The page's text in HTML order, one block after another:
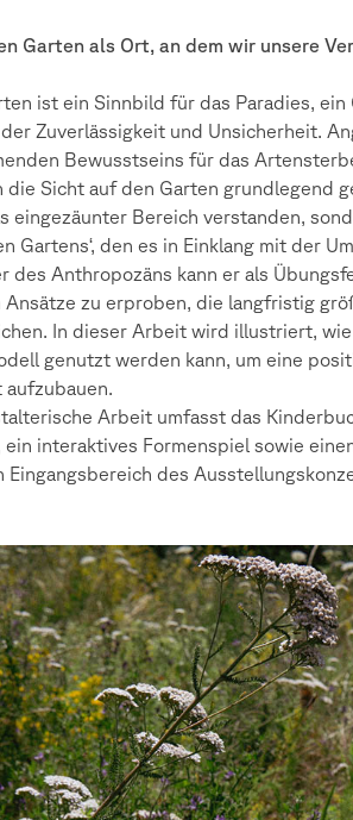
Garten als Ort, an dem wir unsere
ist ein Sinnbild für das Paradies,
Zuverlässigkeit und Unsicherheit.
Bewusstseins für das
die Sicht auf den Garten grundlegend
eingezäunter Bereich verstanden,
Gartens‘, den es in Einklang mit der
des Anthropozäns kann er als
Ansätze zu erproben, die langfristig
In dieser Arbeit wird illustriert,
genutzt werden kann, um eine
aufzubauen.
Arbeit umfasst das
ein interaktives Formenspiel sowie
Eingangsbereich des